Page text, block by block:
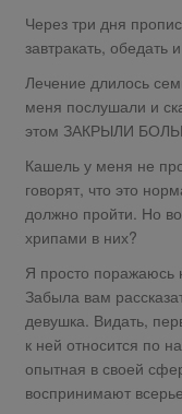
Через три дня
завтракать, обедать
Лечение длилось
меня послушали и
этом ЗАКРЫЛИ
Кашель у меня не
говорят, что это
должно пройти. Но
хрипами в них?
Я просто поражаюсь
Забыла вам
девушка. Видать,
к ней относится по
опытная в своей
воспринимают